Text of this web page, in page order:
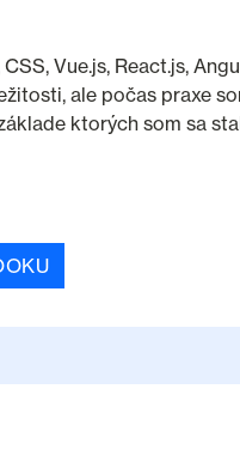
Vue.js, React.js,
ale počas praxe
ktorých som sa